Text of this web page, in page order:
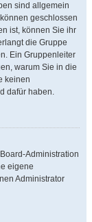
sind allgemein
geschlossen
ist, können Sie ihr
die Gruppe
Ein Gruppenleiter
warum Sie in die
keinen
dafür haben.
Administration
eigene
Administrator